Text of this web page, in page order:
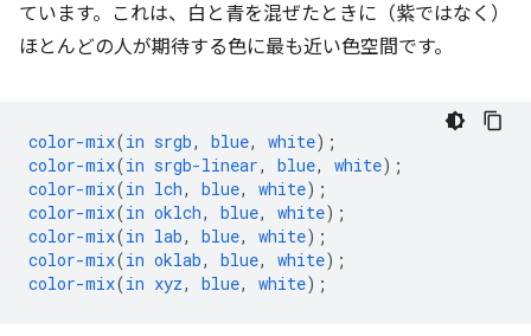
ています。これは、白と青を混ぜたときに（紫ではなく）
ほとんどの人が期待する色に最も近い色空間です。
color-mix(in srgb, blue, white);
color-mix(in srgb-linear, blue, white);
color-mix(in lch, blue, white);
color-mix(in oklch, blue, white);
color-mix(in lab, blue, white);
color-mix(in oklab, blue, white);
color-mix(in xyz, blue, white);